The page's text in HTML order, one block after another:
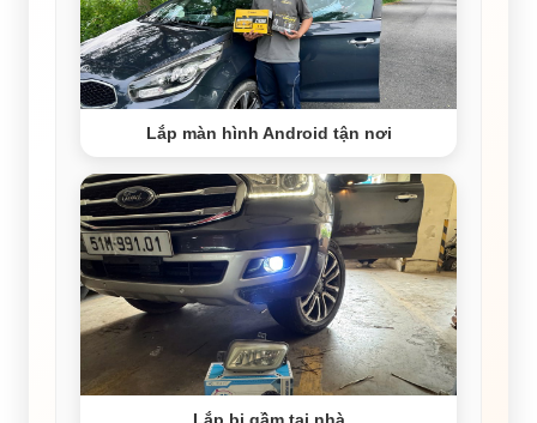
Lắp màn hình Android tận nơi
Lắp bi gầm tại nhà